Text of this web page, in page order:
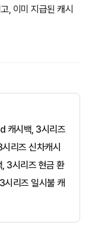
, 이미 지급된 캐시
캐시백, 3시리즈
리즈 신차캐시
3시리즈 현금 환
리즈 일시불 캐